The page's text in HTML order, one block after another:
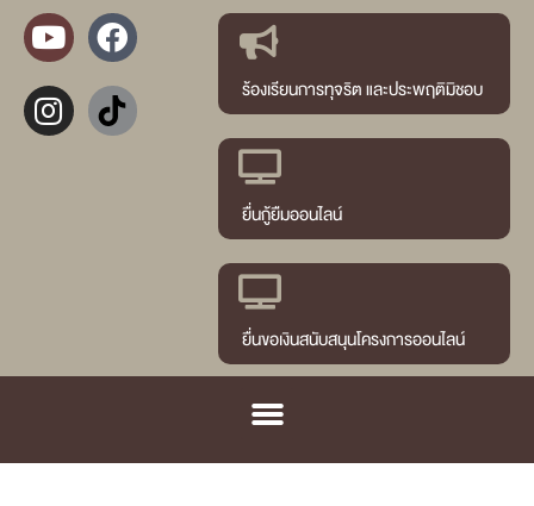
ร้องเรียนการทุจริต และประพฤติมิชอบ
ยื่นกู้ยืมออนไลน์
ยื่นขอเงินสนับสนุนโครงการออนไลน์